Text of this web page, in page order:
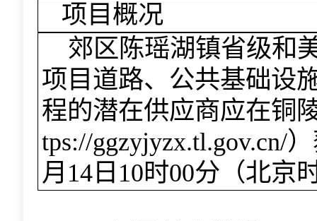
项目概况
郊区陈瑶湖镇省级和
项目道路、公共基础设
程的潜在供应商应在铜
tps://ggzyjyzx.tl.gov.cn/
月 14 日 10时00分 （北京